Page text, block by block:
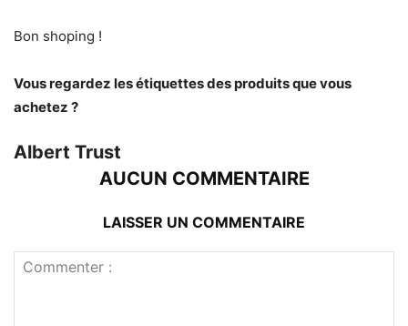
Bon shoping !
Vous regardez les étiquettes des produits que vous
achetez ?
Albert Trust
AUCUN COMMENTAIRE
LAISSER UN COMMENTAIRE